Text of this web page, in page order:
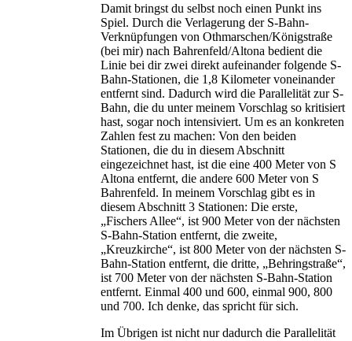
Damit bringst du selbst noch einen Punkt ins
Spiel. Durch die Verlagerung der S-Bahn-
Verknüpfungen von Othmarschen/Königstraße
(bei mir) nach Bahrenfeld/Altona bedient die
Linie bei dir zwei direkt aufeinander folgende S-
Bahn-Stationen, die 1,8 Kilometer voneinander
entfernt sind. Dadurch wird die Parallelität zur S-
Bahn, die du unter meinem Vorschlag so kritisiert
hast, sogar noch intensiviert. Um es an konkreten
Zahlen fest zu machen: Von den beiden
Stationen, die du in diesem Abschnitt
eingezeichnet hast, ist die eine 400 Meter von S
Altona entfernt, die andere 600 Meter von S
Bahrenfeld. In meinem Vorschlag gibt es in
diesem Abschnitt 3 Stationen: Die erste,
„Fischers Allee“, ist 900 Meter von der nächsten
S-Bahn-Station entfernt, die zweite,
„Kreuzkirche“, ist 800 Meter von der nächsten S-
Bahn-Station entfernt, die dritte, „Behringstraße“,
ist 700 Meter von der nächsten S-Bahn-Station
entfernt. Einmal 400 und 600, einmal 900, 800
und 700. Ich denke, das spricht für sich.
Im Übrigen ist nicht nur dadurch die Parallelität